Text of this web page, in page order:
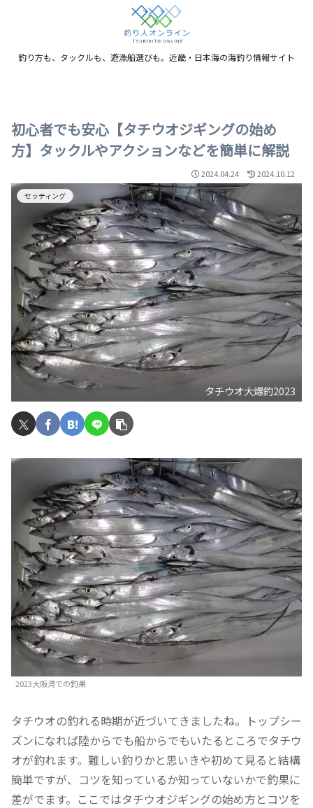
釣り方も、タックルも、遊漁船選びも。近畿・日本海の海釣り情報サイト
初心者でも安心【タチウオジギングの始め
方】タックルやアクションなどを簡単に解説
2024.04.24 2024.10.12
セッティング
タチウオ大爆釣2023
2023大阪湾での釣果
タチウオの釣れる時期が近づいてきましたね。トップシー
ズンになれば陸からでも船からでもいたるところでタチウ
オが釣れます。難しい釣りかと思いきや初めて見ると結構
簡単ですが、コツを知っているか知っていないかで釣果に
差がでます。ここではタチウオジギングの始め方とコツを